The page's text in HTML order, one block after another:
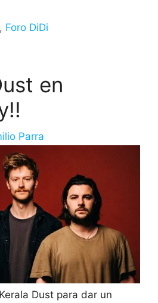
, Foro DiDi
en
Parra
Dust para dar un